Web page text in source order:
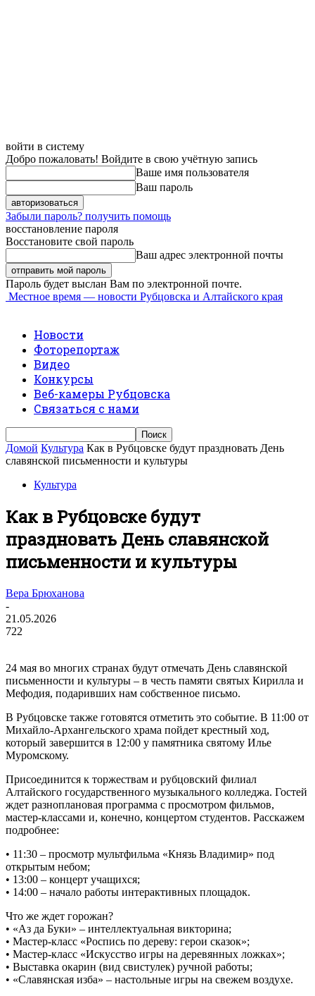
войти в систему
Добро пожаловать! Войдите в свою учётную запись
Ваше имя пользователя
Ваш пароль
Забыли пароль? получить помощь
восстановление пароля
Восстановите свой пароль
Ваш адрес электронной почты
Пароль будет выслан Вам по электронной почте.
Местное время — новости Рубцовска и Алтайского края
Новости
Фоторепортаж
Видео
Конкурсы
Веб-камеры Рубцовска
Связаться с нами
Домой Культура Как в Рубцовске будут праздновать День
славянской письменности и культуры
Культура
Как в Рубцовске будут
праздновать День славянской
письменности и культуры
Вера Брюханова
-
21.05.2026
722
24 мая во многих странах будут отмечать День славянской
письменности и культуры – в честь памяти святых Кирилла и
Мефодия, подаривших нам собственное письмо.
В Рубцовске также готовятся отметить это событие. В 11:00 от
Михайло-Архангельского храма пойдет крестный ход,
который завершится в 12:00 у памятника святому Илье
Муромскому.
Присоединится к торжествам и рубцовский филиал
Алтайского государственного музыкального колледжа. Гостей
ждет разноплановая программа с просмотром фильмов,
мастер-классами и, конечно, концертом студентов. Расскажем
подробнее:
• 11:30 – просмотр мультфильма «Князь Владимир» под
открытым небом;
• 13:00 – концерт учащихся;
• 14:00 – начало работы интерактивных площадок.
Что же ждет горожан?
• «Аз да Буки» – интеллектуальная викторина;
• Мастер-класс «Роспись по дереву: герои сказок»;
• Мастер-класс «Искусство игры на деревянных ложках»;
• Выставка окарин (вид свистулек) ручной работы;
• «Славянская изба» – настольные игры на свежем воздухе.